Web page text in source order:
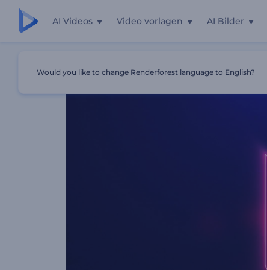
AI Videos Video vorlagen AI Bilder
Would you like to change Renderforest language to English?